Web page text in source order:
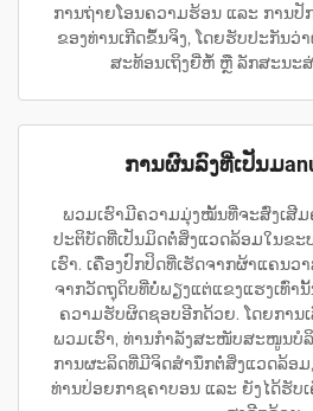
ການຖ່າຍໂອນຄວາມຮ້ອນ ແລະ ການ
ຂອງທ່ານເກີດຂຶ້ນຈິງ, ໂດຍຮັບປະກັນວ່
ສະທ້ອນເຖິງຍີ່ຫໍ້ ຫຼື ລັກສະນະ
ການຜົນລົງທີ່ເປັນມ
ພວມເຮົາມີຄວາມມຸ່ງໝັ້ນທີ່ຈະສົ່ງເສີ
ປະຕິບັດທີ່ເປັນມິດຕໍ່ສິ່ງແວດລ້ອມໃນຂ
ເຮົາ. ເຄື່ອງປົກປິດທີ່ເຮັດຈາກຜ້າແຄນ
ຈາກວັດຖຸດິບທີ່ບໍ່ພຽງແຕ່ແຂງແຮງເທົ່າ
ຄວາມຮັບຜິດຊອບອີກດ້ວຍ. ໂດຍການ
ພວມເຮົາ, ທ່ານກຳລັງສະໜັບສະໜູນບໍ
ການຜະລິດທີ່ມີຈິດສຳນຶກຕໍ່ສິ່ງແວດລ້ອ
ທ່ານປ່ອຍກາຊຄາບອນ ແລະ ຍັງໄດ້ຮັບ